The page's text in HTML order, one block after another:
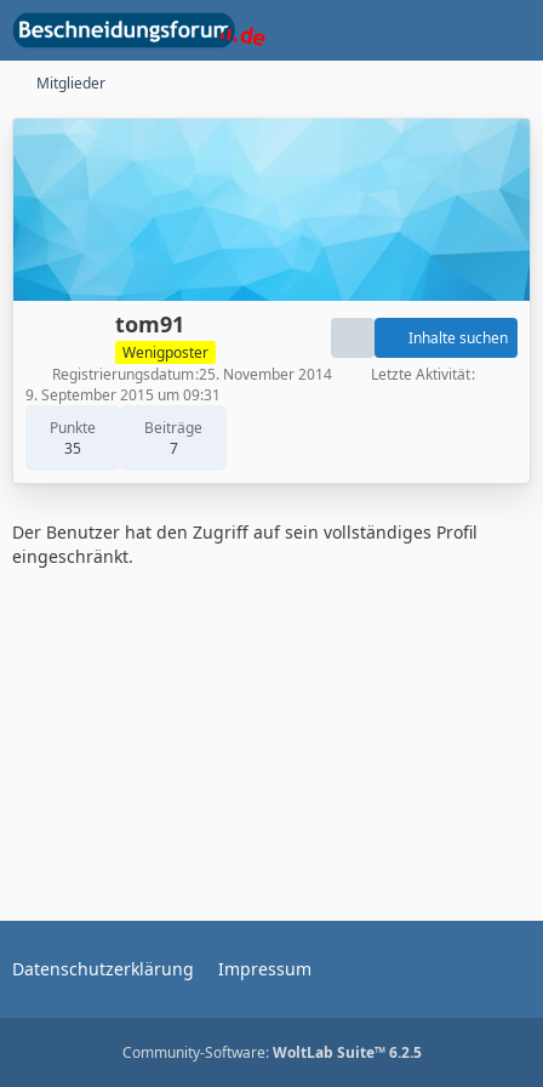
Mitglieder
tom91
Wenigposter
Punkte
35
Beiträge
7
Inhalte suchen
Registrierungsdatum 25. November 2014
Letzte Aktivität
9. September 2015 um 09:31
Der Benutzer hat den Zugriff auf sein vollständiges Profil
eingeschränkt.
Datenschutzerklärung Impressum
Community-Software:WoltLab Suite™ 6.2.5